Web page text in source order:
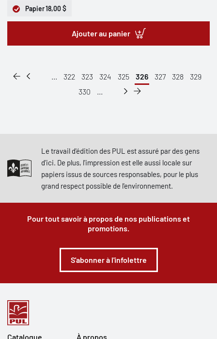
Papier18,00 $
Ajouter au panier
... 322 323 324 325 326 327 328
329
330
...
Le travail d'édition des PUL est assuré par des gens
d'ici. De plus, l'impression est elle aussi locale sur
papiers issus de sources responsables, pour le plus
grand respect possible de l'environnement.
Pour tout savoir à propos de nos publications et
promotions.
S'abonner à l'infolettre
Catalogue À propos